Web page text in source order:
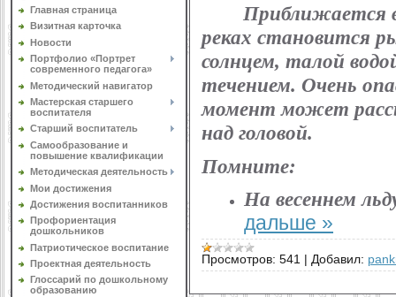
Главная страница
Визитная карточка
Новости
Портфолио «Портрет
современного педагога»
Методический навигатор
Мастерская старшего
воспитателя
Старший воспитатель
Самообразование и
повышение квалификации
Методическая деятельность
Мои достижения
Достижения воспитанников
Профориентация
дошкольников
Патриотическое воспитание
Проектная деятельность
Глоссарий по дошкольному
образованию
Приближается
реках становится
солнцем, талой
течением. Очень
момент может
над головой.
Помните:
На весеннем
дальше »
Просмотров: 541 Добавил: